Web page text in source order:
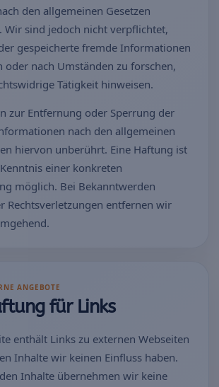
den allgemeinen Gesetzen
sind jedoch nicht verpflichtet,
gespeicherte fremde Informationen
oder nach Umständen zu forschen,
Tätigkeit hinweisen.
zur Entfernung oder Sperrung der
nach den allgemeinen
hiervon unberührt. Eine Haftung ist
einer konkreten
möglich. Bei Bekanntwerden
Rechtsverletzungen entfernen wir
ANGEBOTE
für Links
enthält Links zu externen Webseiten
Inhalte wir keinen Einfluss haben.
Inhalte übernehmen wir keine